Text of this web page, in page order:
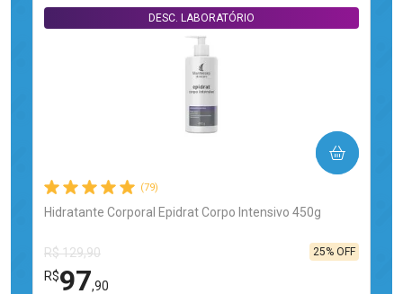
(79)
Hidratante Corporal Epidrat Corpo Intensivo 450g
DESC. LABORATÓRIO
R$ 129,90
R$97,90
25% OFF
COMPRAR